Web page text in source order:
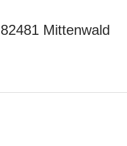
Mittenwald